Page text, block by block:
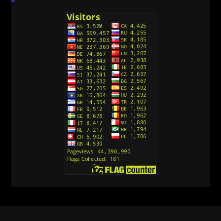
Avanture Kida Opasnost (Sinhronizovano na
Action Man (Sinhronizovano na Hrvatski)
Action Man (2000) Sinhronizovano na Hrvatski
Andjeoski Prijatelji (Sinhronizovano na Srpski)
Ajkuca (Sharkdog) Sinhronizovano na Srpski
Alvin i veverice (Alvinnn!!! And the Chipmunks)
Sinhronizovano na Srpski